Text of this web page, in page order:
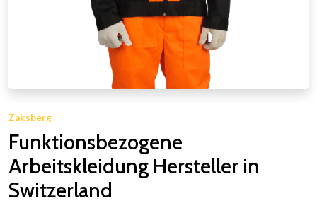
Zaksberg
Funktionsbezogene
Arbeitskleidung Hersteller in
Switzerland